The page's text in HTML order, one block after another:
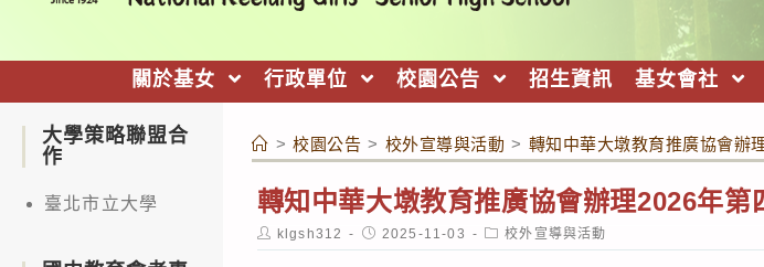
關於基女 行政單位 校園公告 招生資訊 基女會社
> 校園公告 > 校外宣導與活動 > 轉知中華大墩教育推廣協會辦
轉知中華大墩教育推廣協會辦理2026年
Post
author:
klgsh312
Post
published:
2025-11-03
Post
category:
校外宣導與活動
大學策略聯盟合
作
臺北市立大學